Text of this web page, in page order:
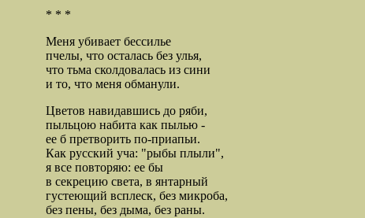
* * *
Меня убивает бессилье
пчелы, что осталась без улья,
что тьма сколдовалась из сини
и то, что меня обманули.
Цветов навидавшись до ряби,
пыльцою набита как пылью -
ее б претворить по-приапьи.
Как русский уча: "рыбы плыли",
я все повторяю: ее бы
в секрецию света, в янтарный
густеющий всплеск, без микроба,
без пены, без дыма, без раны.